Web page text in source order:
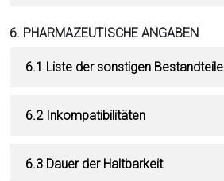
6. PHARMAZEUTISCHE ANGABEN
6.1 Liste der sonstigen Bestandteile
6.2 Inkompatibilitäten
6.3 Dauer der Haltbarkeit